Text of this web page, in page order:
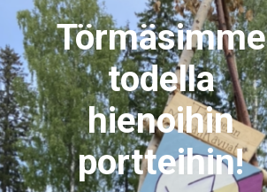
Törmäsimme
todella
hienoihin
portteihin!